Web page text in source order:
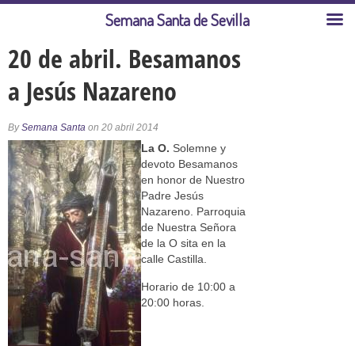
20 de abril. Besamanos
a Jesús Nazareno
BySemana Santa on 20 abril 2014
La O. Solemne y
devoto Besamanos
en honor de Nuestro
Padre Jesús
Nazareno. Parroquia
de Nuestra Señora
de la O sita en la
calle Castilla.
Horario de 10:00 a
20:00 horas.
Semana Santa de Sevilla